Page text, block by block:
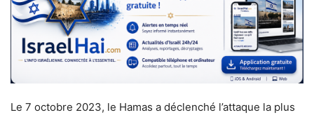
Le 7 octobre 2023, le Hamas a déclenché l’attaque la plus